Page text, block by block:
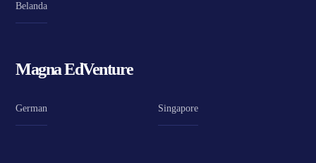
Belanda
Magna EdVenture
German Singapore